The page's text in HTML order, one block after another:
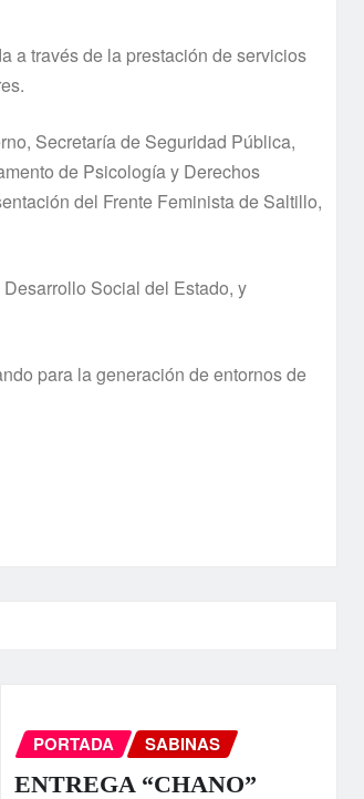
a través de la prestación de servicios
Secretaría de Seguridad Pública,
de Psicología y Derechos
del Frente Feminista de Saltillo,
Social del Estado, y
para la generación de entornos de
PORTADA SABINAS
ENTREGA “CHANO”